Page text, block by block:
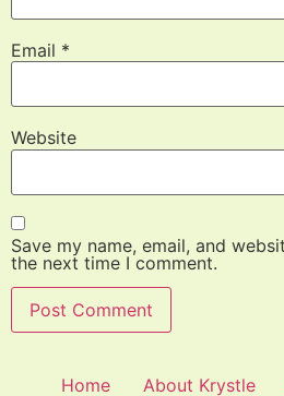
Email *
Website
Save my name, email, and
the next time I comment.
Home About Krystle